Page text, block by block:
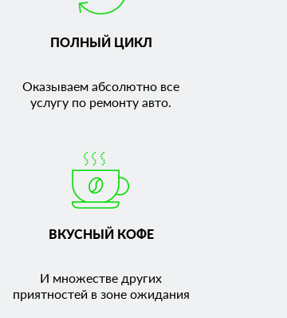
ПОЛНЫЙ ЦИКЛ
Оказываем абсолютно все
услугу по ремонту авто.
ВКУСНЫЙ КОФЕ
И множестве других
приятностей в зоне ожидания